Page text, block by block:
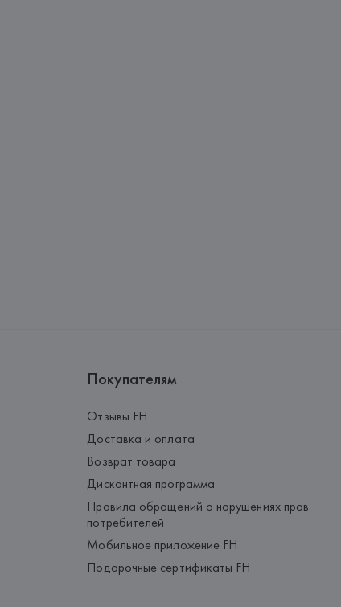
Покупателям
Отзывы FH
Доставка и оплата
Возврат товара
Дисконтная программа
Правила обращений о нарушениях прав
потребителей
Мобильное приложение FH
Подарочные сертификаты FH